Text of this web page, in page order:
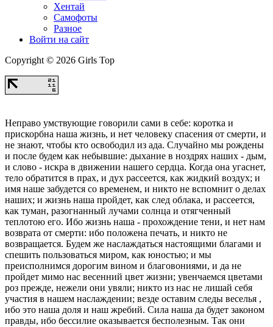
Хентай
Самофоты
Разное
Войти на сайт
Copyright © 2026 Girls Top
Неправо умствующие говорили сами в себе: коротка и
прискорбна наша жизнь, и нет человеку спасения от смерти, и
не знают, чтобы кто освободил из ада. Случайно мы рождены
и после будем как небывшие: дыхание в ноздрях наших - дым,
и слово - искра в движении нашего сердца. Когда она угаснет,
тело обратится в прах, и дух рассеется, как жидкий воздух; и
имя наше забудется со временем, и никто не вспомнит о делах
наших; и жизнь наша пройдет, как след облака, и рассеется,
как туман, разогнанный лучами солнца и отягченный
теплотою его. Ибо жизнь наша - прохождение тени, и нет нам
возврата от смерти: ибо положена печать, и никто не
возвращается. Будем же наслаждаться настоящими благами и
спешить пользоваться миром, как юностью; и мы
преисполнимся дорогим вином и благовониями, и да не
пройдет мимо нас весенний цвет жизни; увенчаемся цветами
роз прежде, нежели они увяли; никто из нас не лишай себя
участия в нашем наслаждении; везде оставим следы веселья ,
ибо это наша доля и наш жребий. Сила наша да будет законом
правды, ибо бессилие оказывается бесполезным. Так они